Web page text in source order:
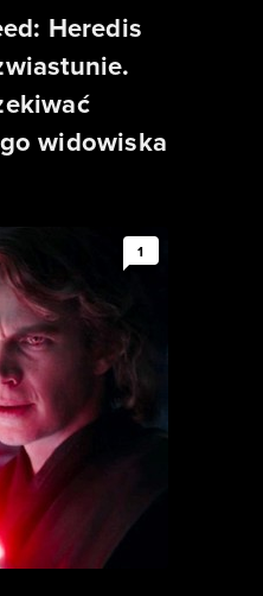
Heredis
widowiska
1